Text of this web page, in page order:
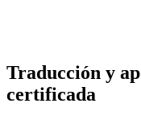
Traducción y
certificada